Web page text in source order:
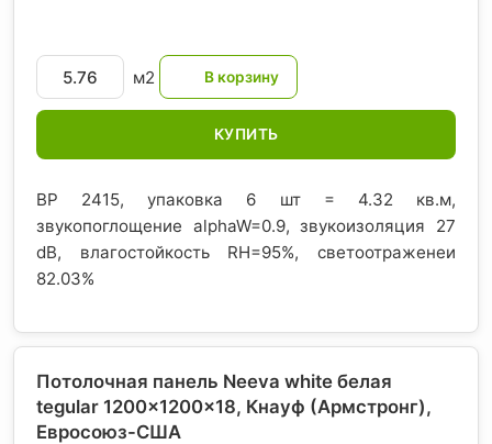
м2
КУПИТЬ
BP 2415, упаковка 6 шт = 4.32 кв.м,
звукопоглощение alphaW=0.9, звукоизоляция 27
dB, влагостойкость RH=95%, светоотраженеи
82.03%
Потолочная панель Neeva white белая
tegular 1200x1200x18, Кнауф (Армстронг),
Евросоюз-США